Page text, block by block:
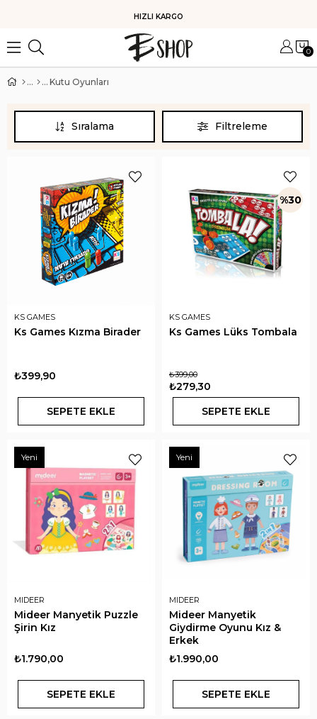
KOLAY İADE
0
Kutu Oyunları
Filtreleme
Sıralama
KS GAMES
Ks Games Kızma Birader
₺399,90
SEPETE EKLE
KS GAMES
Ks Games Lüks Tombala
₺279,30
₺399,00
SEPETE EKLE
%30
MIDEER
Mideer Manyetik Puzzle
Şirin Kız
₺1.790,00
SEPETE EKLE
Yeni
MIDEER
Mideer Manyetik
Giydirme Oyunu Kız &
Erkek
₺1.990,00
SEPETE EKLE
Yeni